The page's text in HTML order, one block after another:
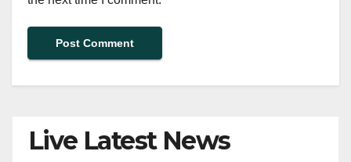
Live Latest News